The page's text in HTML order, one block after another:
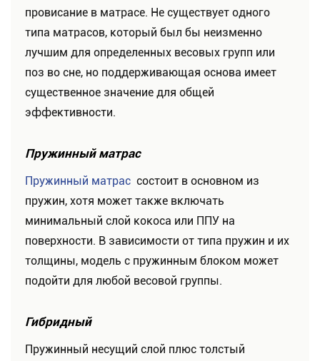
провисание в матрасе. Не существует одного
типа матрасов, который был бы неизменно
лучшим для определенных весовых групп или
поз во сне, но поддерживающая основа имеет
существенное значение для общей
эффективности.
Пружинный матрас
Пружинный матрас состоит в основном из
пружин, хотя может также включать
минимальный слой кокоса или ППУ на
поверхности. В зависимости от типа пружин и их
толщины, модель с пружинным блоком может
подойти для любой весовой группы.
Гибридный
Пружинный несущий слой плюс толстый